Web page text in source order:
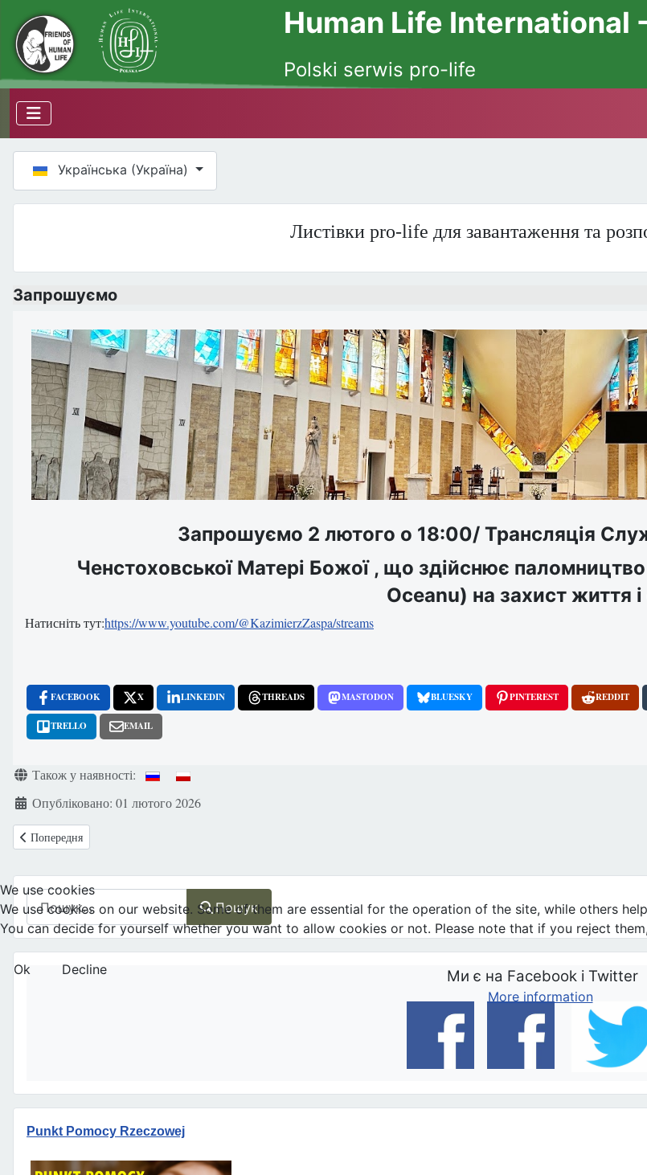
Human Life International
Polski serwis pro-life
Пошук
Пошук
Ми є на Facebook і Twitter
Punkt Pomocy Rzeczowej
Оберіть свою мову
Українська (Україна)
Листівки pro-life для завантаження та
Запрошуємо
Запрошуємо 2 лютого о 18:00/ Трансляція
Ченстоховської Матері Божої , що здійснює
Oceanu) на захист життя і
Натисніть тут:https://www.youtube.com/@KazimierzZaspa/streams
FACEBOOK X LINKEDIN THREADS MASTODON BLUESKY PINTEREST REDDIT
TRELLO EMAIL
ДеталіТакож у наявності:
Опубліковано: 01 лютого 2026
Попередня стаття: Коста-Рики : Новий президент Лаура Фернандес – християнка та захисниця життя від зачаття
Попередня
We use cookies
We use cookies on our website. Some of them are essential for the operation of the site, while others
You can decide for yourself whether you want to allow cookies or not. Please note that if you reject
Ok
Decline
More information